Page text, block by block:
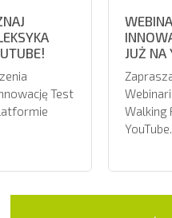
Test
JUŻ NA
Walking
YouTube.